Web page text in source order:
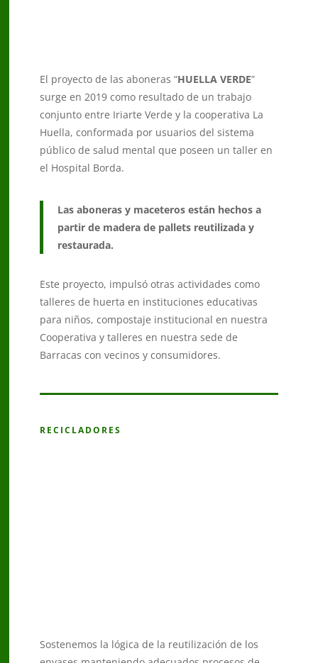
El proyecto de las aboneras “HUELLA VERDE”
surge en 2019 como resultado de un trabajo
conjunto entre Iriarte Verde y la cooperativa La
Huella, conformada por usuarios del sistema
público de salud mental que poseen un taller en
el Hospital Borda.
Las aboneras y maceteros están hechos a
partir de madera de pallets reutilizada y
restaurada.
Este proyecto, impulsó otras actividades como
talleres de huerta en instituciones educativas
para niños, compostaje institucional en nuestra
Cooperativa y talleres en nuestra sede de
Barracas con vecinos y consumidores.
RECICLADORES
Sostenemos la lógica de la reutilización de los